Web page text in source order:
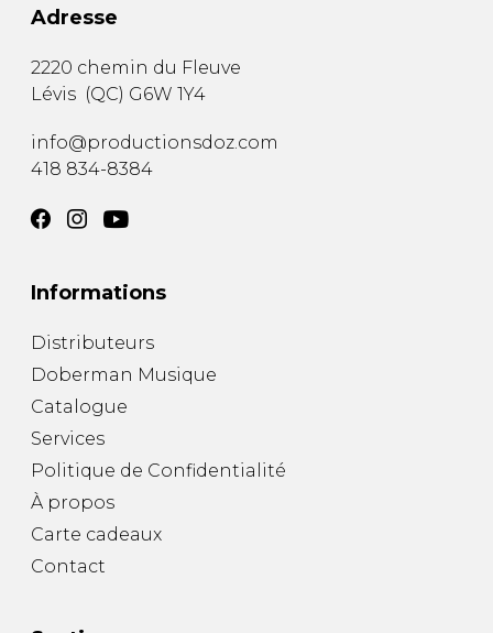
Adresse
2220 chemin du Fleuve
Lévis (QC) G6W 1Y4
info@productionsdoz.com
418 834-8384
Informations
Distributeurs
Doberman Musique
Catalogue
Services
Politique de Confidentialité
À propos
Carte cadeaux
Contact